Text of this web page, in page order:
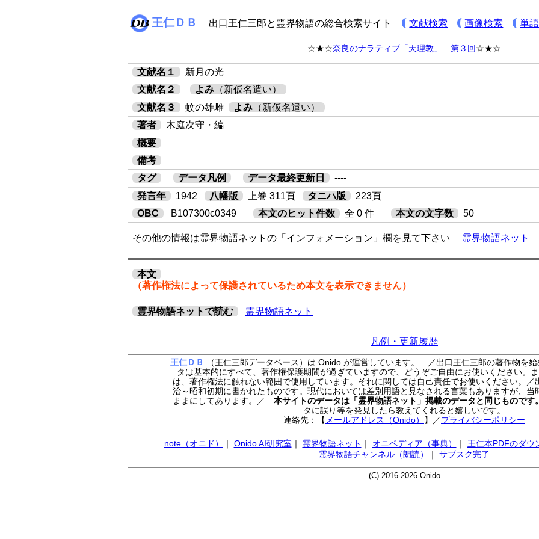
王仁ＤＢ 出口王仁三郎と霊界物語の総合検索サイト 文献検索 画像検索 単
☆★☆奈良のナラティブ「天理教」 第３回☆★☆
文献名１
新月の光
文献名２
よみ （新仮名遣い）
文献名３
蚊の雄雌 よみ （新仮名遣い）
著者
木庭次守・編
概要
備考
タグ
データ凡例 データ最終更新日
----
発言年
1942 八幡版 上巻 311頁 タニハ版
223頁
OBC
B107300c0349 本文のヒット件数 全 0 件 本文の文字数 50
その他の情報は霊界物語ネットの「インフォメーション」欄を見て下さい 霊界物語ネット
本文
（著作権法によって保護されているため本文を表示できません）
霊界物語ネットで読む 霊界物語ネット
凡例・更新履歴
王仁ＤＢ （王仁三郎データベース）は Onido が運営しています。
／出口王仁三郎の著作物を
タは基本的にすべて、著作権保護期間が過ぎていますので、どうぞご自由にお使いください。
は、著作権法に触れない範囲で使用しています。それに関しては自己責任でお使いください。／
治～昭和初期に書かれたものです。現代においては差別用語と見なされる言葉もありますが、当
ままにしてあります。／ 本サイトのデータは「霊界物語ネット」掲載のデータと同じものです。
タに誤り等を発見したら教えてくれると嬉しいです。
連絡先：【 メールアドレス（Onido） 】 ／プライバシーポリシー
note（オニド） ｜ Onido AI研究室 ｜ 霊界物語ネット ｜ オニペディア（事典） ｜ 王仁本PDFのダウ
霊界物語チャンネル（朗読）
｜ サブスク完了
(C) 2016-2026 Onido